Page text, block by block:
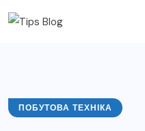
ПОБУТОВА ТЕХНІКА